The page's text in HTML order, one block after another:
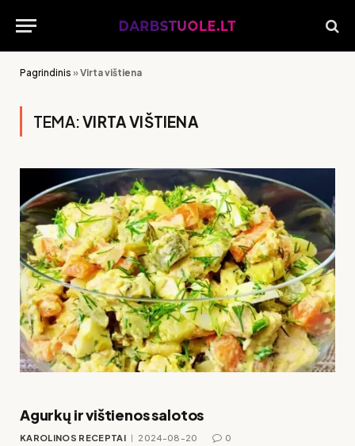
Pagrindinis »Virta vištiena
TEMA:VIRTA VIŠTIENA
Agurkų ir vištienos salotos
KAROLINOS RECEPTAI 2024-08-20 0